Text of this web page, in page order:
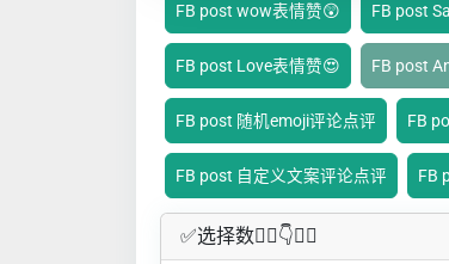
FB post wow表情赞😲 FB post
FB post Love表情赞😍 FB post
FB post 随机emoji评论点评 FB
FB post 自定义文案评论点评 FB
✅​选择数👇🏻​​👇👇🏻​​